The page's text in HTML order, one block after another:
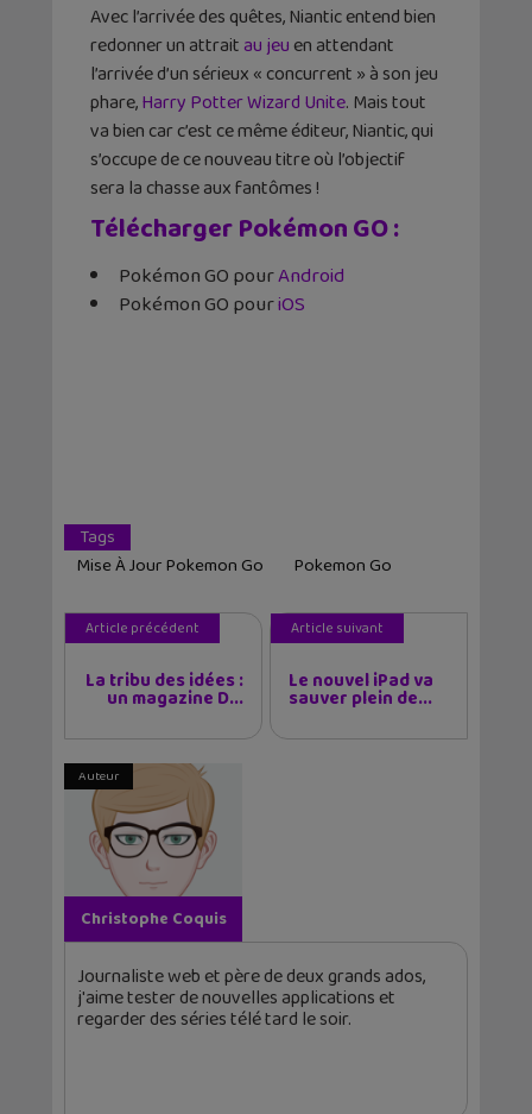
Avec l’arrivée des quêtes, Niantic entend bien
redonner un attraitau jeu en attendant
l’arrivée d’un sérieux « concurrent » à son jeu
phare,Harry Potter Wizard Unite. Mais tout
va bien car c’est ce même éditeur, Niantic, qui
s’occupe de ce nouveau titre où l’objectif
sera la chasse aux fantômes !
Télécharger Pokémon GO:
Pokémon GO pourAndroid
Pokémon GO pouriOS
Tags
Mise À Jour Pokemon Go
Pokemon Go
Article précédent
La tribu des idées :
un magazine D...
Article suivant
Le nouvel iPad va
sauver plein de...
Auteur
Christophe Coquis
Journaliste web et père de deux grands ados,
j'aime tester de nouvelles applications et
regarder des séries télé tard le soir.